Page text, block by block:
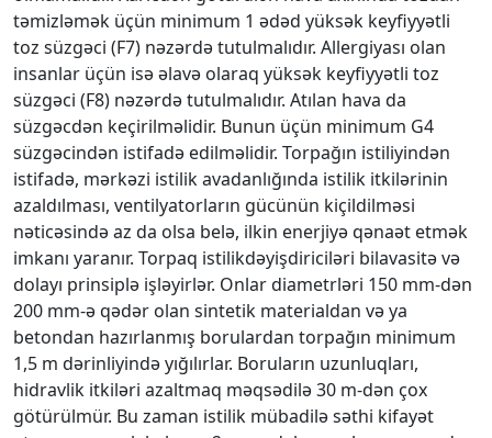
təmizləmək üçün minimum 1 ədəd yüksək keyfiyyətli
toz süzgəci (F7) nəzərdə tutulmalıdır. Allergiyası olan
insanlar üçün isə əlavə olaraq yüksək keyfiyyətli toz
süzgəci (F8) nəzərdə tutulmalıdır. Atılan hava da
süzgəcdən keçirilməlidir. Bunun üçün minimum G4
süzgəcindən istifadə edilməlidir. Torpağın istiliyindən
istifadə, mərkəzi istilik avadanlığında istilik itkilərinin
azaldılması, ventilyatorların gücünün kiçildilməsi
nəticəsində az da olsa belə, ilkin enerjiyə qənaət etmək
imkanı yaranır. Torpaq istilikdəyişdiriciləri bilavasitə və
dolayı prinsiplə işləyirlər. Onlar diametrləri 150 mm-dən
200 mm-ə qədər olan sintetik materialdan və ya
betondan hazırlanmış borulardan torpağın minimum
1,5 m dərinliyində yığılırlar. Boruların uzunluqları,
hidravlik itkiləri azaltmaq məqsədilə 30 m-dən çoх
götürülmür. Bu zaman istilik mübadilə səthi kifayət